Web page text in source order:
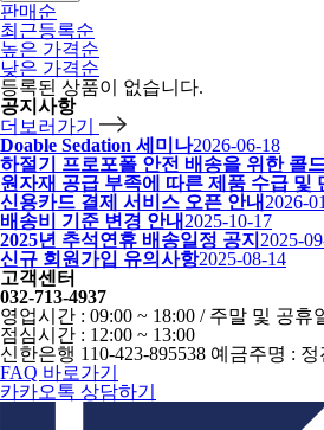
판매순
최근등록순
높은 가격순
낮은 가격순
등록된 상품이 없습니다.
공지사항
더보러가기
Doable Sedation 세미나2026-06-18
하절기 프로포폴 안전 배송을 위한 콜
원자재 공급 부족에 따른 제품 수급 및
신용카드 결제 서비스 오픈 안내 2026-
배송비 기준 변경 안내 2025-10-17
2025년 추석연휴 배송일정 공지 2025-
신규 회원가입 유의사항2025-08-14
고객센터
032-713-4937
영업시간 : 09:00 ~ 18:00 / 주말 및 공휴
점심시간 : 12:00 ~ 13:00
신한은행 110-423-895538 예금주명 :
FAQ 바로가기
카카오톡 상담하기